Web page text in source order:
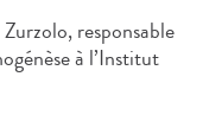
responsable
à l’Institut